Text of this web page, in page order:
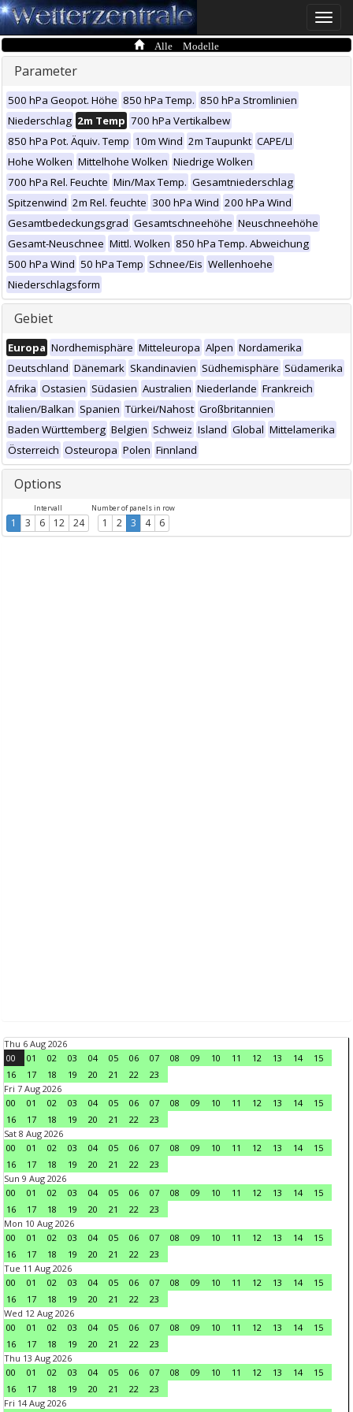
Toggle
Alle Modelle
Parameter
500 hPa Geopot. Höhe 850 hPa Temp. 850 hPa Stromlinien
Niederschlag 2m Temp 700 hPa Vertikalbew
850 hPa Pot. Äquiv. Temp 10m Wind 2m Taupunkt CAPE/LI
Hohe Wolken Mittelhohe Wolken Niedrige Wolken
700 hPa Rel. Feuchte Min/Max Temp. Gesamtniederschlag
Spitzenwind 2m Rel. feuchte 300 hPa Wind 200 hPa Wind
Gesamtbedeckungsgrad Gesamtschneehöhe Neuschneehöhe
Gesamt-Neuschnee Mittl. Wolken 850 hPa Temp. Abweichung
500 hPa Wind 50 hPa Temp Schnee/Eis Wellenhoehe
Niederschlagsform
Gebiet
Europa Nordhemisphäre Mitteleuropa Alpen Nordamerika
Deutschland Dänemark Skandinavien Südhemisphäre Südamerika
Afrika Ostasien Südasien Australien Niederlande Frankreich
Italien/Balkan Spanien Türkei/Nahost Großbritannien
Baden Württemberg Belgien Schweiz Island Global Mittelamerika
Österreich Osteuropa Polen Finnland
Options
Intervall
1 3 6 12 24
Number of panels in row
1 2 3 4 6
Thu 6 Aug 2026
00
01 02 03 04 05 06 07 08 09 10 11 12 13 14
15
16
17 18 19 20 21 22
23
Fri 7 Aug 2026
00
01 02 03 04 05 06 07 08 09 10 11 12 13 14
15
16
17 18 19 20 21 22
23
Sat 8 Aug 2026
00
01 02 03 04 05 06 07 08 09 10 11 12 13 14
15
16
17 18 19 20 21 22
23
Sun 9 Aug 2026
00
01 02 03 04 05 06 07 08 09 10 11 12 13 14
15
16
17 18 19 20 21 22
23
Mon 10 Aug 2026
00
01 02 03 04 05 06 07 08 09 10 11 12 13 14
15
16
17 18 19 20 21 22
23
Tue 11 Aug 2026
00
01 02 03 04 05 06 07 08 09 10 11 12 13 14
15
16
17 18 19 20 21 22
23
Wed 12 Aug 2026
00
01 02 03 04 05 06 07 08 09 10 11 12 13 14
15
16
17 18 19 20 21 22
23
Thu 13 Aug 2026
00
01 02 03 04 05 06 07 08 09 10 11 12 13 14
15
16
17 18 19 20 21 22
23
Fri 14 Aug 2026